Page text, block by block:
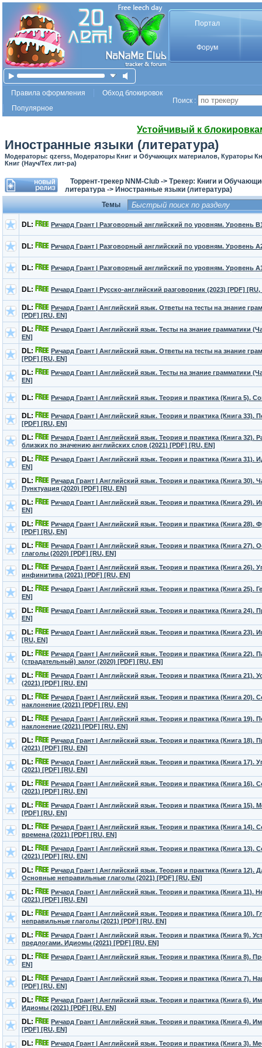
Портал
Форум
Правила оформления
Обход блокировок
Популярное
Поиск :
Устойчивый к
Иностранные языки (литература)
Модераторы: qzerss, Модераторы Книг и Обучающих материалов, Кураторы
Книг (Науч/Тех лит-ра)
Торрент-трекер NNM-Club -> Трекер: Книги и
литература -> Иностранные языки (литература)
Темы
DL: Ричард Грант | Разговорный английский по уровням. Уровень
DL: Ричард Грант | Разговорный английский по уровням. Уровень
DL: Ричард Грант | Разговорный английский по уровням. Уровень
DL: Ричард Грант | Русско-английский разговорник (2023) [PDF] [RU,
DL:
Ричард Грант | Английский язык. Ответы на тесты на знание
[PDF] [RU, EN]
DL:
Ричард Грант | Английский язык. Тесты на знание грамматики
EN]
DL:
Ричард Грант | Английский язык. Ответы на тесты на знание
[PDF] [RU, EN]
DL:
Ричард Грант | Английский язык. Тесты на знание грамматики
EN]
DL: Ричард Грант | Английский язык. Теория и практика (Книга 5).
DL:
Ричард Грант | Английский язык. Теория и практика (Книга 33).
[PDF] [RU, EN]
DL:
Ричард Грант | Английский язык. Теория и практика (Книга 32).
близких по значению английских слов (2021) [PDF] [RU, EN]
DL:
Ричард Грант | Английский язык. Теория и практика (Книга 31).
EN]
DL:
Ричард Грант | Английский язык. Теория и практика (Книга 30).
Пунктуация (2020) [PDF] [RU, EN]
DL:
Ричард Грант | Английский язык. Теория и практика (Книга 29).
EN]
DL:
Ричард Грант | Английский язык. Теория и практика (Книга 28).
[PDF] [RU, EN]
DL:
Ричард Грант | Английский язык. Теория и практика (Книга
глаголы (2020) [PDF] [RU, EN]
DL:
Ричард Грант | Английский язык. Теория и практика (Книга 26).
инфинитива (2021) [PDF] [RU, EN]
DL:
Ричард Грант | Английский язык. Теория и практика (Книга 25).
EN]
DL:
Ричард Грант | Английский язык. Теория и практика (Книга 24).
EN]
DL:
Ричард Грант | Английский язык. Теория и практика (Книга 23).
[RU, EN]
DL:
Ричард Грант | Английский язык. Теория и практика (Книга 22).
(страдательный) залог (2020) [PDF] [RU, EN]
DL:
Ричард Грант | Английский язык. Теория и практика (Книга 21).
(2021) [PDF] [RU, EN]
DL:
Ричард Грант | Английский язык. Теория и практика (Книга 20).
наклонение (2021) [PDF] [RU, EN]
DL:
Ричард Грант | Английский язык. Теория и практика (Книга 19).
наклонение (2021) [PDF] [RU, EN]
DL:
Ричард Грант | Английский язык. Теория и практика (Книга 18).
(2021) [PDF] [RU, EN]
DL:
Ричард Грант | Английский язык. Теория и практика (Книга 17).
(2021) [PDF] [RU, EN]
DL:
Ричард Грант | Английский язык. Теория и практика (Книга 16).
(2021) [PDF] [RU, EN]
DL:
Ричард Грант | Английский язык. Теория и практика (Книга 15).
[PDF] [RU, EN]
DL:
Ричард Грант | Английский язык. Теория и практика (Книга
времена (2021) [PDF] [RU, EN]
DL:
Ричард Грант | Английский язык. Теория и практика (Книга 13).
(2021) [PDF] [RU, EN]
DL:
Ричард Грант | Английский язык. Теория и практика (Книга 12).
Основные неправильные глаголы (2021) [PDF] [RU, EN]
DL:
Ричард Грант | Английский язык. Теория и практика (Книга 11).
(2021) [PDF] [RU, EN]
DL:
Ричард Грант | Английский язык. Теория и практика (Книга 10).
неправильные глаголы (2021) [PDF] [RU, EN]
DL:
Ричард Грант | Английский язык. Теория и практика (Книга 9).
предлогами. Идиомы (2021) [PDF] [RU, EN]
DL:
Ричард Грант | Английский язык. Теория и практика (Книга 8).
EN]
DL:
Ричард Грант | Английский язык. Теория и практика (Книга 7).
[PDF] [RU, EN]
DL:
Ричард Грант | Английский язык. Теория и практика (Книга 6).
Идиомы (2021) [PDF] [RU, EN]
DL:
Ричард Грант | Английский язык. Теория и практика (Книга 4).
[PDF] [RU, EN]
DL:
Ричард Грант | Английский язык. Теория и практика (Книга 3).